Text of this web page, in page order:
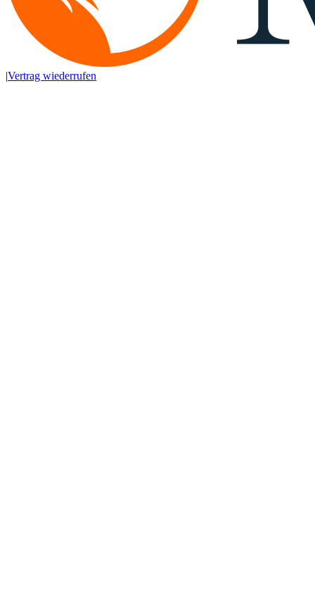
|Vertrag wiederrufen